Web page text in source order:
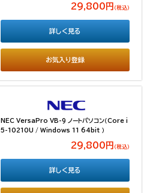
29,800円 （税込）
お気入り登録
詳しく見る
NEC VersaPro VB-9 ノートパソコン（Core i
5-10210U / Windows 11 64bit ）
29,800円 （税込）
詳しく見る